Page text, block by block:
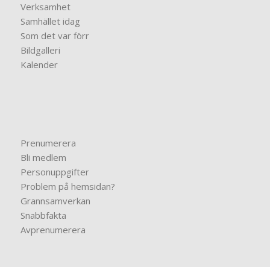
Verksamhet
Samhället idag
Som det var förr
Bildgalleri
Kalender
Prenumerera
Bli medlem
Personuppgifter
Problem på hemsidan?
Grannsamverkan
Snabbfakta
Avprenumerera